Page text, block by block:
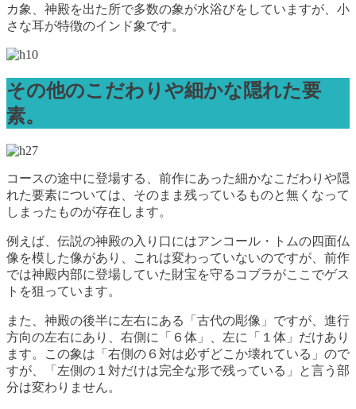
カ象、神殿を出た所で多数の象が水浴びをしていますが、小
さな耳が特徴のインド象です。
その他のこだわりや細かな隠れた要
素。
コースの途中に登場する、前作にあった細かなこだわりや隠
れた要素については、そのまま残っているものと無くなって
しまったものが存在します。
例えば、伝説の神殿の入り口にはアンコール・トムの四面仏
像を模した像があり、これは変わっていないのですが、前作
では神殿内部に登場していた財宝を守るコブラがここでゲス
トを狙っています。
また、神殿の後半に左右にある「古代の彫像」ですが、進行
方向の左右にあり、右側に「６体」、左に「１体」だけあり
ます。この象は「右側の６対は必ずどこか壊れている」ので
すが、「左側の１対だけは完全な形で残っている」と言う部
分は変わりません。